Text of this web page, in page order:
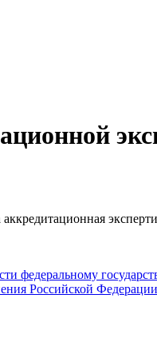
федеральному
Российской